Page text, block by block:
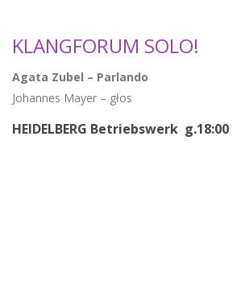
KLANGFORUM SOLO!
Agata Zubel – Parlando
Johannes Mayer – głos
HEIDELBERG Betriebswerk g.18:00